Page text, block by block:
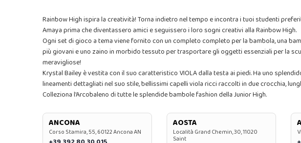
Rainbow High ispira la creatività! Torna indietro nel tempo e incontra i tuoi studenti
Amaya prima che diventassero amici e seguissero i loro sogni creativi alla Rainbow High.
Ogni set di gioco a tema viene fornito con un completo completo per la bambola, una
più giovani e uno zaino in morbido tessuto per trasportare gli oggetti essenziali per la
meravigliose!
Krystal Bailey è vestita con il suo caratteristico VIOLA dalla testa ai piedi. Ha uno
lineamenti dettagliati nel suo stile, bellissimi capelli viola ricci raccolti in due crocchia,
Colleziona l'Arcobaleno di tutte le splendide bambole fashion della Junior High.
ANCONA
Corso Stamira, 55, 60122 Ancona AN
AOSTA
Località Grand Chemin, 30, 11020
Saint